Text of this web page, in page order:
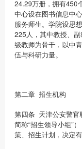
24.29万册，拥有450
中心设在图书信息中
服务师生。学院设思
225人，其中教授、
级教师为骨干，以中
伍与科研力量。
第二章 招生机构
第四条 天津公安警官
简称“招生领导小组”
策、招生计划，决定